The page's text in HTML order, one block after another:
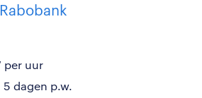
per uur
5 dagen p.w.